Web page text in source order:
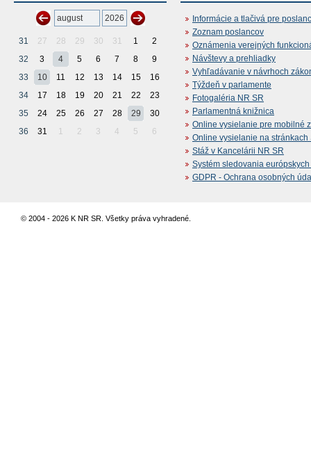
31 27 28 29 30 31 1
2
32
3 4 5 6 7 8
9
33
10 11 12 13 14 15
16
34
17 18 19 20 21 22
23
35
24 25 26 27 28 29
30
36
31 1 2 3 4 5 6
Informácie a tlačivá pre
Zoznam poslancov
Oznámenia verejných
Návštevy a prehliadky
Vyhľadávanie v návrhoch
Týždeň v parlamente
Fotogaléria NR SR
Parlamentná knižnica
Online vysielanie pre mobilné
Online vysielanie na stránkach
Stáž v Kancelárii NR SR
Systém sledovania
GDPR - Ochrana osobných
© 2004 - 2026 K NR SR. Všetky práva vyhradené.